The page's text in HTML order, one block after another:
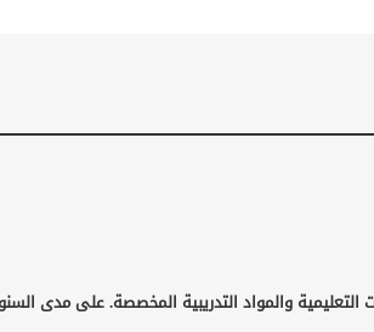
والمواد التدريبية المخصصة. على مدى